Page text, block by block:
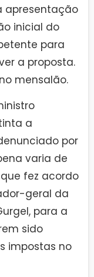
apresentação
inicial do
para
a proposta.
mensalão.
a
por
varia de
fez acordo
geral da
para a
sido
impostas no